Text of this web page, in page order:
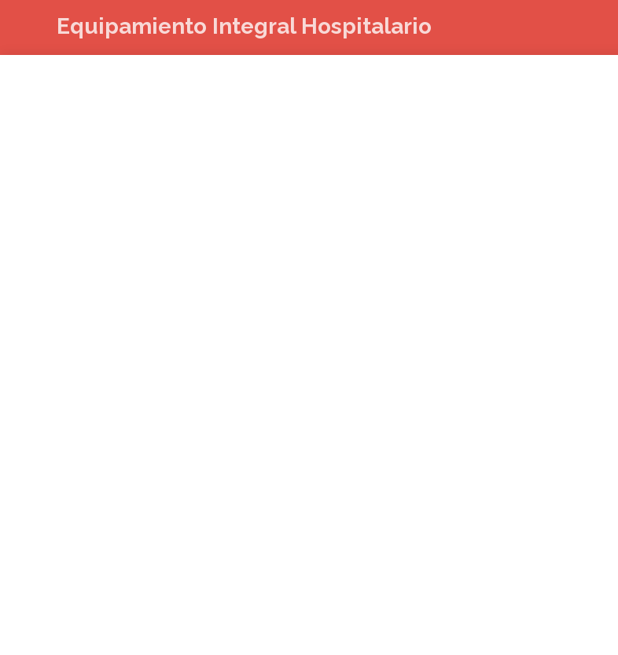
Equipamiento Integral Hospitalario